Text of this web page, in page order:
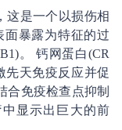
这是一个以损伤相
面暴露为特征的过
。 钙网蛋白(CR
先天免疫反应并促
合免疫检查点抑制
显示出巨大的前